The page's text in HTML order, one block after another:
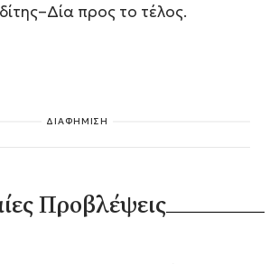
προς το τέλος.
ΔΙΑΦΗΜΙΣΗ
Προβλέψεις